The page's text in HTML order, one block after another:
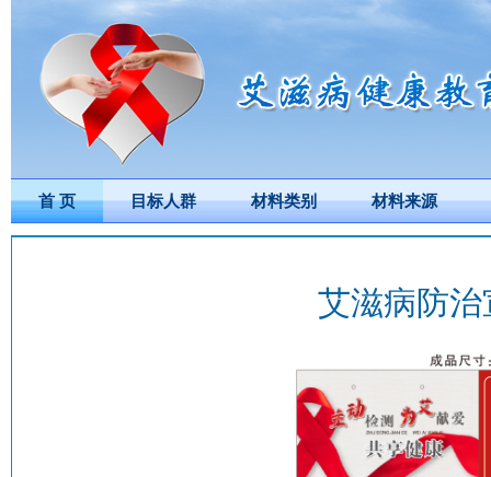
首 页 目标人群 材料类别 材料来源
艾滋病防